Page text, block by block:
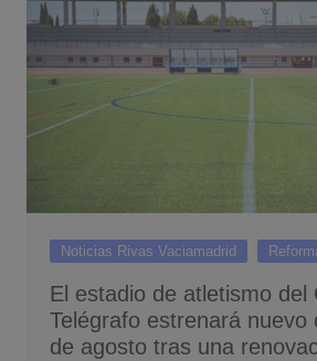
Noticias Rivas Vaciamadrid
El estadio de atletismo del
Telégrafo estrenará nuevo
de agosto tras una